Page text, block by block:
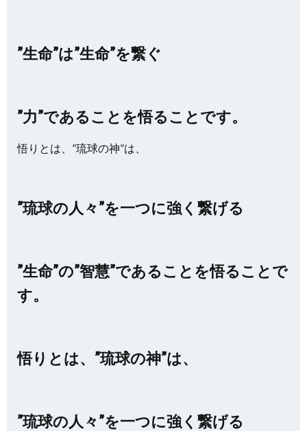
”生命”は”生命”を繋ぐ
”力”であることを悟ることです。
悟りとは、”琉球の神”は、
”琉球の人々”を一つに強く繋げる
”生命”の”智慧”であることを悟ることで
す。
悟りとは、”琉球の神”は、
”琉球の人々”を一つに強く繋げる